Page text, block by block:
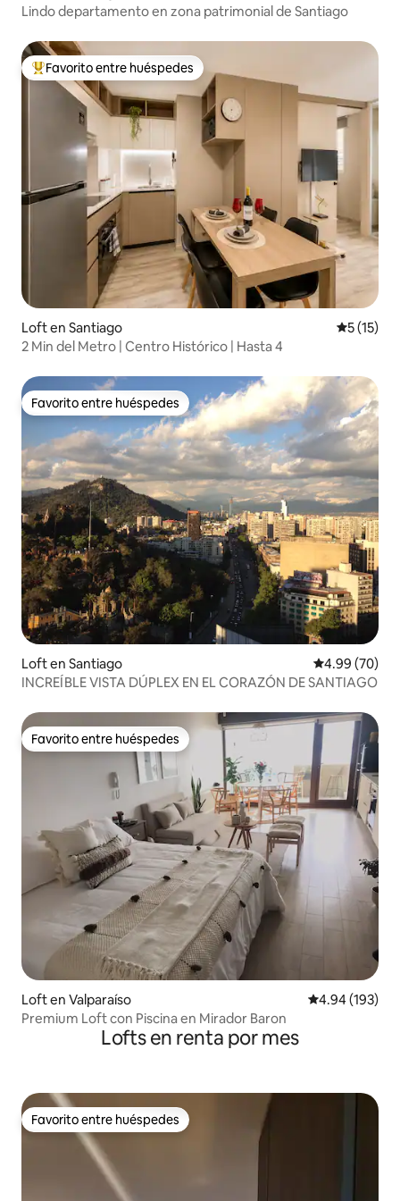
Lindo departamento en zona patrimonial de Santiago
De los mejores en Favorito entre huéspedes
Favorito entre huéspedes
Loft en Santiago
5 (15)
2 Min del Metro | Centro Histórico | Hasta 4
Favorito entre huéspedes
Favorito entre huéspedes
Loft en Santiago Calificación
4.99 (70)
INCREÍBLE VISTA DÚPLEX EN EL CORAZÓN DE SANTIAGO
Favorito entre huéspedes
Favorito entre huéspedes
Loft en Valparaíso Calificación
4.94 (193)
Premium Loft con Piscina en Mirador Baron
Lofts en renta por mes
Favorito entre huéspedes
Favorito entre huéspedes